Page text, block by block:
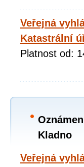
Veřejná
Katastrální
Platnost od:
Kladno
Veřejná